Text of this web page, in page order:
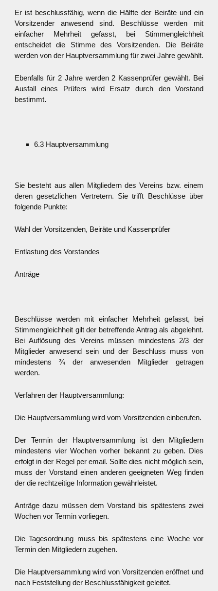
Er ist beschlussfähig, wenn die Hälfte der Beiräte und ein
Vorsitzender anwesend sind. Beschlüsse werden mit
einfacher Mehrheit gefasst, bei Stimmengleichheit
entscheidet die Stimme des Vorsitzenden. Die Beiräte
werden von der Hauptversammlung für zwei Jahre gewählt.
Ebenfalls für 2 Jahre werden 2 Kassenprüfer gewählt. Bei
Ausfall eines Prüfers wird Ersatz durch den Vorstand
bestimmt.
6.3 Hauptversammlung
Sie besteht aus allen Mitgliedern des Vereins bzw. einem
deren gesetzlichen Vertretern. Sie trifft Beschlüsse über
folgende Punkte:
Wahl der Vorsitzenden, Beiräte und Kassenprüfer
Entlastung des Vorstandes
Anträge
Beschlüsse werden mit einfacher Mehrheit gefasst, bei
Stimmengleichheit gilt der betreffende Antrag als abgelehnt.
Bei Auflösung des Vereins müssen mindestens 2/3 der
Mitglieder anwesend sein und der Beschluss muss von
mindestens ¾ der anwesenden Mitglieder getragen
werden.
Verfahren der Hauptversammlung:
Die Hauptversammlung wird vom Vorsitzenden einberufen.
Der Termin der Hauptversammlung ist den Mitgliedern
mindestens vier Wochen vorher bekannt zu geben. Dies
erfolgt in der Regel per email. Sollte dies nicht möglich sein,
muss der Vorstand einen anderen geeigneten Weg finden
der die rechtzeitige Information gewährleistet.
Anträge dazu müssen dem Vorstand bis spätestens zwei
Wochen vor Termin vorliegen.
Die Tagesordnung muss bis spätestens eine Woche vor
Termin den Mitgliedern zugehen.
Die Hauptversammlung wird von Vorsitzenden eröffnet und
nach Feststellung der Beschlussfähigkeit geleitet.